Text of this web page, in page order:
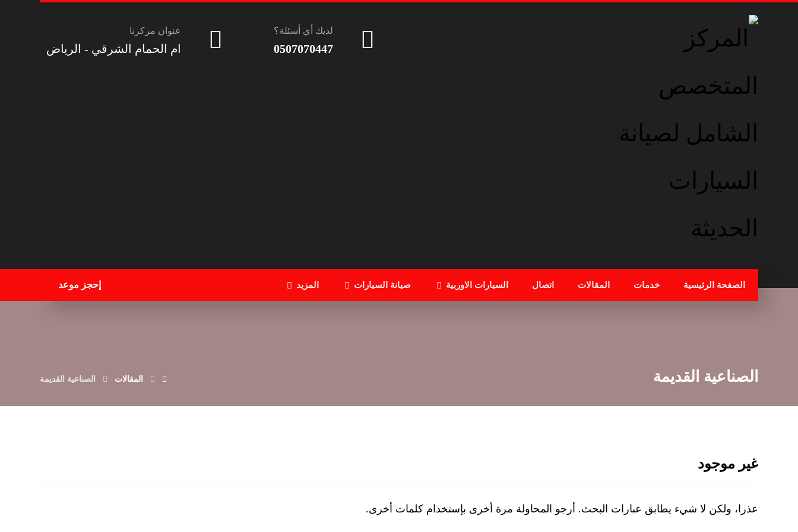
عنوان مركزنا
ام الحمام الشرقي - الرياض
لديك أي أسئلة؟
0507070447
الصفحة الرئيسية خدمات المقالات اتصال السيارات الاوربية صيانة السيارات المزيد إحجز موعد
الصناعية القديمة المقالات الصناعية القديمة
غير موجود
عذرا، ولكن لا شيء يطابق عبارات البحث. أرجو المحاولة مرة أخرى بإستخدام كلمات أخرى.